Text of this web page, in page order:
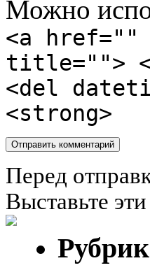
Можно
<a
title="">
<del
<strong>
Перед
Выставьте